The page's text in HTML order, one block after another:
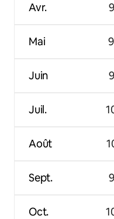
Avr.
Mai
Juin
Juil.
Août
Sept.
Oct.